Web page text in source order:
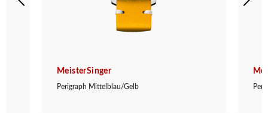
MeisterSinger
Perigraph Mittelblau/Gelb